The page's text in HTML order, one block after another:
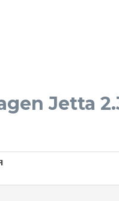
Jetta